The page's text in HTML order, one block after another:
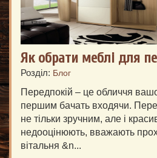
Як обрати меблі для
Розділ: Блог
Передпокій – це обличчя
першим бачать входячи.
не тільки зручним, але і
недооцінюють, вважають
вітальня &n...